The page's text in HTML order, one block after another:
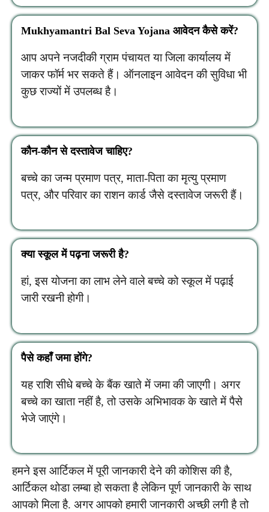
Mukhyamantri Bal Seva Yojana आवेदन कैसे करें?
आप अपने नजदीकी ग्राम पंचायत या जिला कार्यालय में
जाकर फॉर्म भर सकते हैं। ऑनलाइन आवेदन की सुविधा भी
कुछ राज्यों में उपलब्ध है।
कौन-कौन से दस्तावेज चाहिए?
बच्चे का जन्म प्रमाण पत्र, माता-पिता का मृत्यु प्रमाण
पत्र, और परिवार का राशन कार्ड जैसे दस्तावेज जरूरी हैं।
क्या स्कूल में पढ़ना जरूरी है?
हां, इस योजना का लाभ लेने वाले बच्चे को स्कूल में पढ़ाई
जारी रखनी होगी।
पैसे कहाँ जमा होंगे?
यह राशि सीधे बच्चे के बैंक खाते में जमा की जाएगी। अगर
बच्चे का खाता नहीं है, तो उसके अभिभावक के खाते में पैसे
भेजे जाएंगे।
हमने इस आर्टिकल में पूरी जानकारी देने की कोशिस की है,
आर्टिकल थोडा लम्बा हो सकता है लेकिन पूर्ण जानकारी के साथ
आपको मिला है. अगर आपको हमारी जानकारी अच्छी लगी है तो